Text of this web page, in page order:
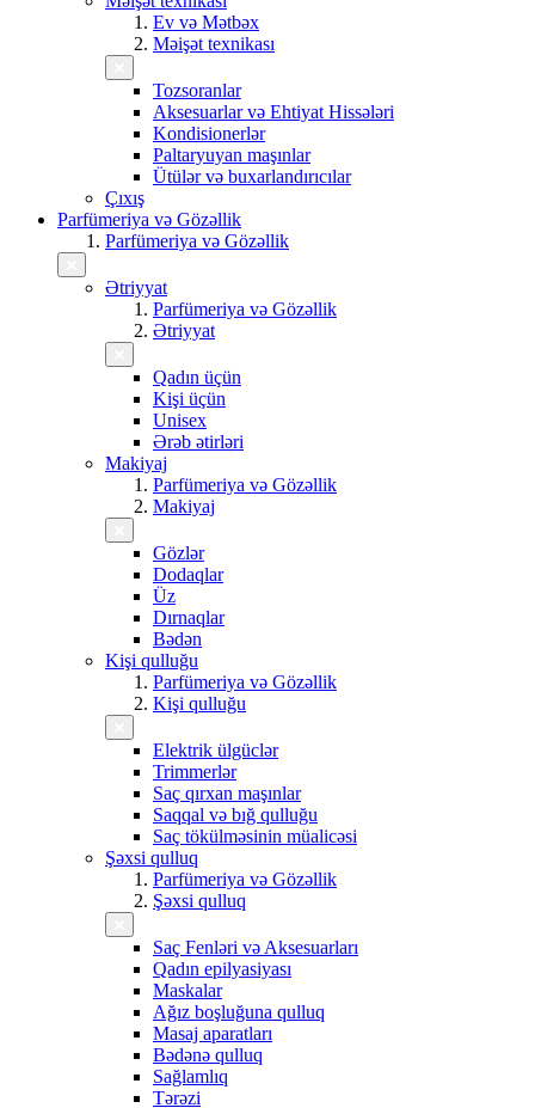
Ev və Mətbəx
Məişət texnikası
Tozsoranlar
Aksesuarlar və Ehtiyat Hissələri
Kondisionerlər
Paltaryuyan maşınlar
Ütülər və buxarlandırıcılar
Çıxış
Parfümeriya və Gözəllik
Parfümeriya və Gözəllik
Ətriyyat
Parfümeriya və Gözəllik
Ətriyyat
Qadın üçün
Kişi üçün
Unisex
Ərəb ətirləri
Makiyaj
Parfümeriya və Gözəllik
Makiyaj
Gözlər
Dodaqlar
Üz
Dırnaqlar
Bədən
Kişi qulluğu
Parfümeriya və Gözəllik
Kişi qulluğu
Elektrik ülgüclər
Trimmerlər
Saç qırxan maşınlar
Saqqal və bığ qulluğu
Saç tökülməsinin müalicəsi
Şəxsi qulluq
Parfümeriya və Gözəllik
Şəxsi qulluq
Saç Fenləri və Aksesuarları
Qadın epilyasiyası
Maskalar
Ağız boşluğuna qulluq
Masaj aparatları
Bədənə qulluq
Sağlamlıq
Tərəzi